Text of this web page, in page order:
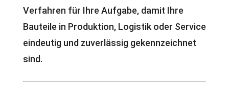
Verfahren für Ihre Aufgabe, damit Ihre
Bauteile in Produktion, Logistik oder Service
eindeutig und zuverlässig gekennzeichnet
sind.